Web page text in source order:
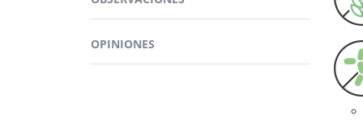
Más
y
OPINIONES